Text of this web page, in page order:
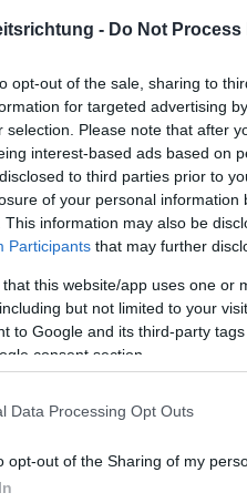
- Do Not
opt-out of the sale, sharing to
for targeted advertising
selection. Please note that after
interest-based ads based on
to third parties prior to
of your personal information
This information may also be
Participants that may further
that this website/app uses one or
but not limited to your
to Google and its third-party
consent section.
Data Processing Opt Outs
opt-out of the Sharing of my
von Apps zur
Zyklus wirklich
zur Überwachung
bei jüngeren
Überwachung des